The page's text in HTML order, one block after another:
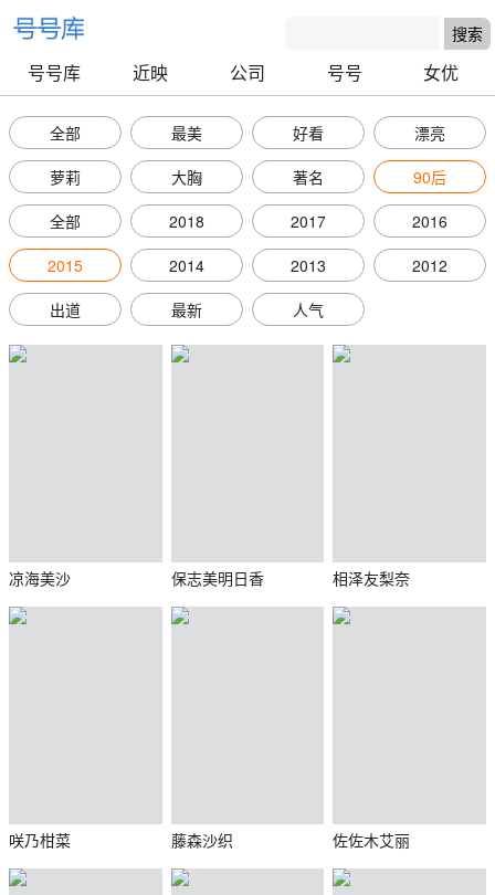
号号库 近映 公司 号号 女优
全部 最美 好看
漂亮
萝莉
大胸 著名
90后
全部
2018 2017
2016
2015
2014 2013
2012
出道
最新 人气
凉海美沙 保志美明日香 相泽友梨奈
咲乃柑菜 藤森沙织 佐佐木艾丽